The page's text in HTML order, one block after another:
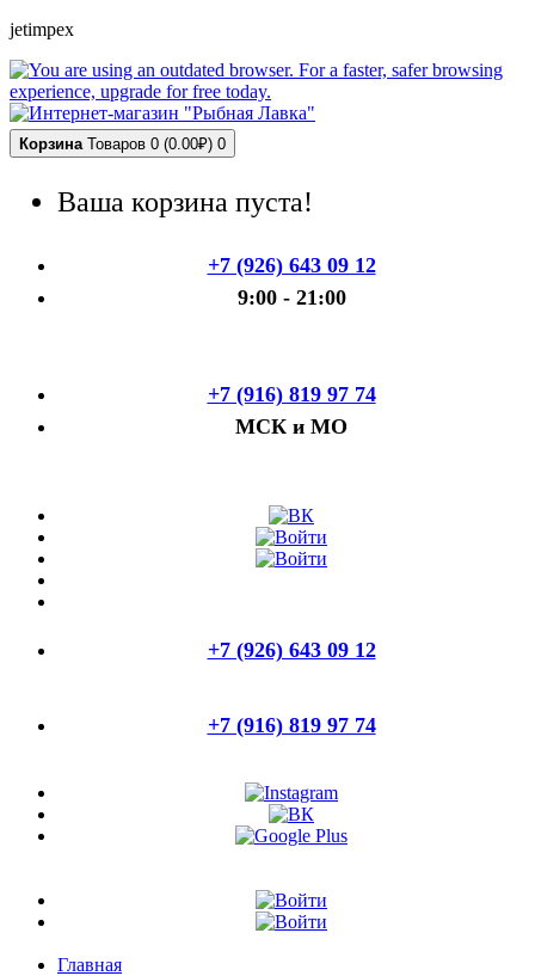
jetimpex
Корзина Товаров 0 (0.00₽) 0
Ваша корзина пуста!
+7 (926) 643 09 12
9:00 - 21:00
+7 (916) 819 97 74
МСК и МО
+7 (926) 643 09 12
+7 (916) 819 97 74
Главная